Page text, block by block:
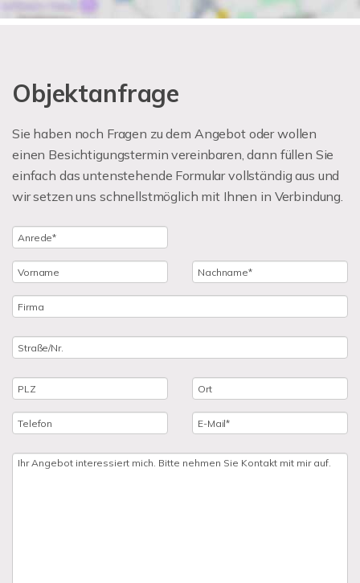
Objektanfrage
Sie haben noch Fragen zu dem Angebot oder wollen
einen Besichtigungstermin vereinbaren, dann füllen Sie
einfach das untenstehende Formular vollständig aus und
wir setzen uns schnellstmöglich mit Ihnen in Verbindung.